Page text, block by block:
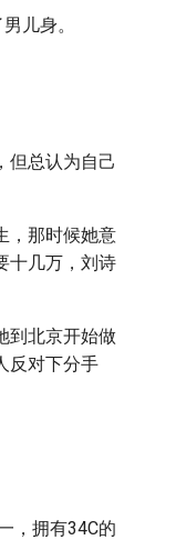
儿身。
但总认为自己
，那时候她意
十几万，刘诗
到北京开始做
反对下分手
，拥有34C的